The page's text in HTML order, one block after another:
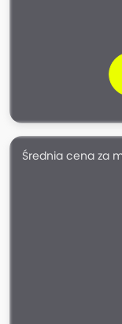
Średnia cena za